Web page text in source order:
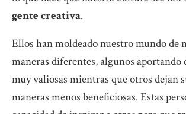
gente creativa.
Ellos han moldeado nuestro mundo de
maneras diferentes, algunos
muy valiosas mientras que otros dejan
maneras menos beneficiosas. Estas